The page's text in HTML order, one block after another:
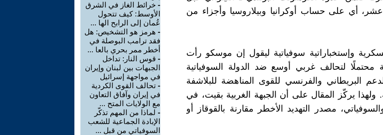
أي على حساب أوكرانيا وبيلاروسيا وأجزاء من
وإستخباراتية سوفياتية ليقول إن موسكو رأت
لتحالف غربي أوسع ضد الدولة السوفياتية
البريطاني والفرنسي للقوى المناهضة للبلاشفة
ولهذا يركّز المقال على أن الجبهة الغربية بقيت، في
مصدر التهديد الأخطر مقارنة بالقوقاز أو
- خرائط الغاز في الشرق
الأوسط: كيف تتحول
عُمان إلى الرابح الها ...
- هرمز هو التشخيص: هل
فقد ترامب البوصلة في
أخطر ممر بحري بالعا ...
- قوس النار: تداخل
الجبهات بين لبنان وإيران
في مواجهة إسرائيل
- تحالف القوى الكردية
في إيران وآفاق التعاون
مع الولايات المتح ...
- لماذا من المهم تذكّر
الإبادة الجماعية للشعب
السوفياتي من قبل ...